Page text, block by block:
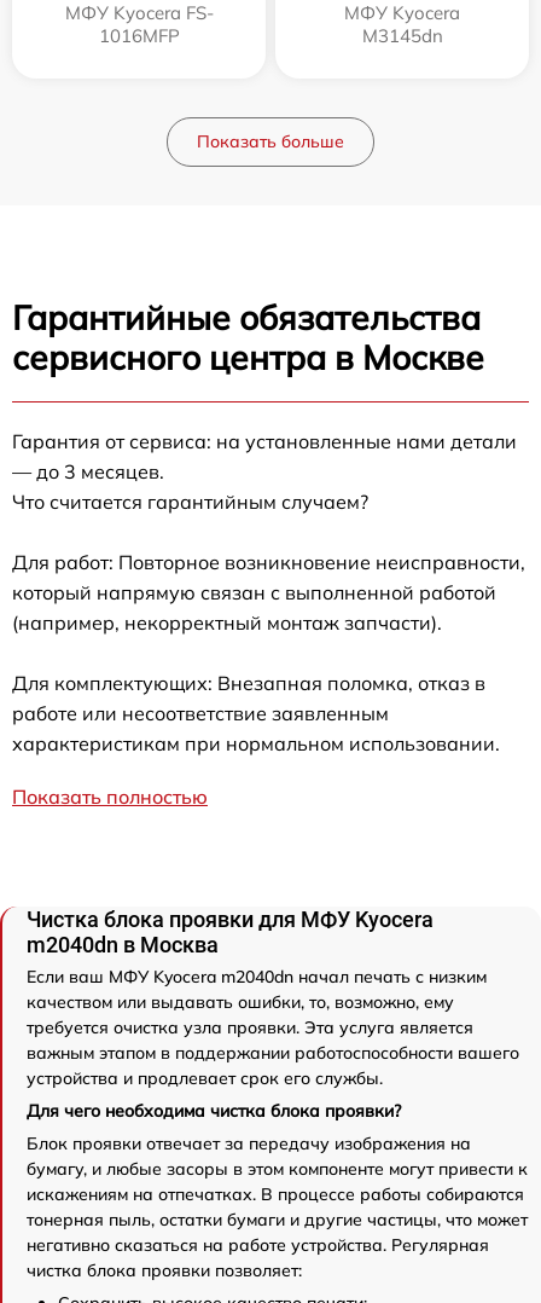
МФУ Kyocera FS-
1016MFP
МФУ Kyocera
M3145dn
Показать больше
Гарантийные обязательства
сервисного центра в Москве
Гарантия от сервиса: на установленные нами детали
— до 3 месяцев.
Что считается гарантийным случаем?
Для работ: Повторное возникновение неисправности,
который напрямую связан с выполненной работой
(например, некорректный монтаж запчасти).
Для комплектующих: Внезапная поломка, отказ в
работе или несоответствие заявленным
характеристикам при нормальном использовании.
Показать полностью
Чистка блока проявки для МФУ Kyocera
m2040dn в Москва
Если ваш МФУ Kyocera m2040dn начал печать с низким
качеством или выдавать ошибки, то, возможно, ему
требуется очистка узла проявки. Эта услуга является
важным этапом в поддержании работоспособности вашего
устройства и продлевает срок его службы.
Для чего необходима чистка блока проявки?
Блок проявки отвечает за передачу изображения на
бумагу, и любые засоры в этом компоненте могут привести к
искажениям на отпечатках. В процессе работы собираются
тонерная пыль, остатки бумаги и другие частицы, что может
негативно сказаться на работе устройства. Регулярная
чистка блока проявки позволяет: